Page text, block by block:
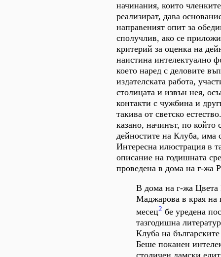
начинания, които
реализират, дава
направеният опит за
сполучлив, ако се
критерий за оценка на
наистина интелектуално
което наред с деловите
издателската работа,
столицата и извън нея,
контакти с чужбина и
такива от светско
казано, начинът, по който
дейностите на Клуба, има
Интересна илюстрация в
описание на годишната
проведена в дома на г-жа
В дома на г-жа
Маджарова в края на
месец2 бе уредена
тазгодишна
Клуба на
Беше поканен
столичен дамски